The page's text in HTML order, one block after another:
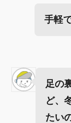
手軽
足の
ど、
たい